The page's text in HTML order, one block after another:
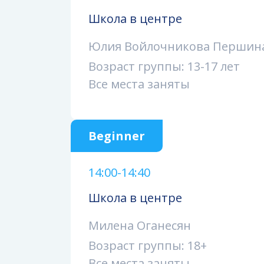
Школа в центре
Юлия Войлочникова
Возраст группы: 13-17 лет
Все места заняты
Beginner
14:00-14:40
Школа в центре
Милена Оганесян
Возраст группы: 18+